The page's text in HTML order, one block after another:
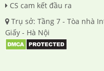
CS cam kết đầu ra
Trụ sở: Tầng 7 - Tòa nhà
Giấy - Hà Nội